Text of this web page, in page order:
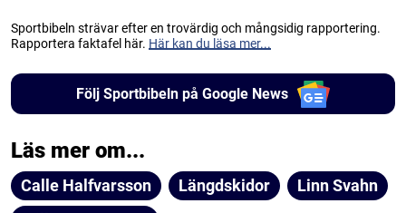
Sportbibeln strävar efter en trovärdig och mångsidig rapportering.
Rapportera faktafel här. Här kan du läsa mer...
Följ Sportbibeln på Google News
Läs mer om...
Calle Halfvarsson Längdskidor
Linn Svahn